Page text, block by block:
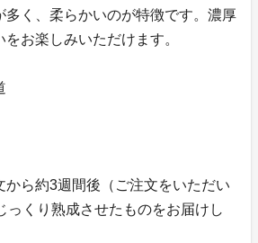
多く、柔らかいのが特徴です。濃厚
お楽しみいただけます。
から約3週間後（ご注文をいただい
っくり熟成させたものをお届けし